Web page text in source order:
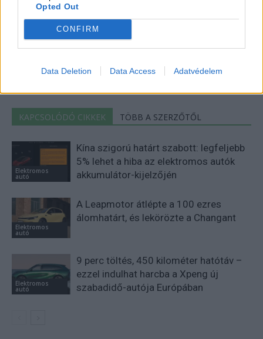
Opted Out
CONFIRM
Data Deletion Data Access Adatvédelem
Főállásban Informatikus kocka, de lelkében elkötelezett gamer,
KAPCSOLÓDÓ CIKKEK TÖBB A SZERZŐTŐL
Elektromos
autó
Kína szigorú határt szabott: legfeljebb
5% lehet a hiba az elektromos autók
akkumulátor-kijelzőjén
Elektromos
autó
A Leapmotor átlépte a 100 ezres
álomhatárt, és lekörözte a Changant
Elektromos
autó
9 perc töltés, 450 kilométer hatótáv –
ezzel indulhat harcba a Xpeng új
szabadidő-autója Európában